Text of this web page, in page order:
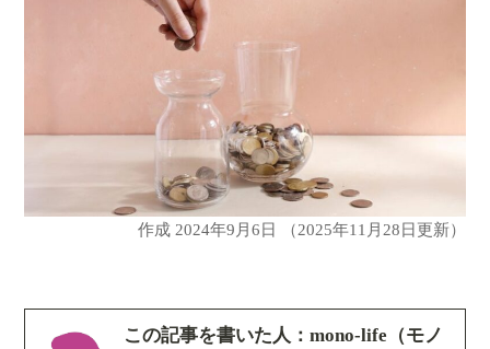
作成2024年9月6日 （2025年11月28日更新）
この記事を書いた人：mono-life（モノ